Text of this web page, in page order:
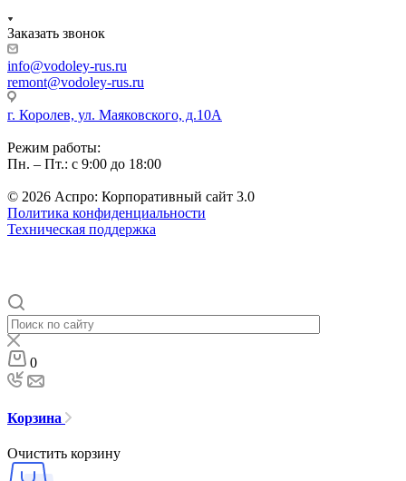
Заказать звонок
info@vodoley-rus.ru
remont@vodoley-rus.ru
г. Королев, ул. Маяковского, д.10А
Режим работы:
Пн. – Пт.: с 9:00 до 18:00
© 2026 Аспро: Корпоративный сайт 3.0
Политика конфиденциальности
Техническая поддержка
0
Корзина
Очистить корзину